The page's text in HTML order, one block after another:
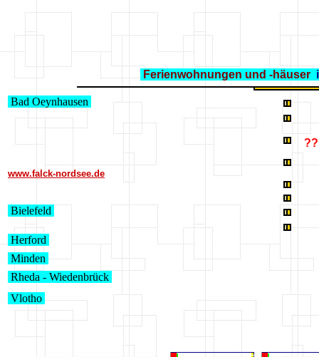
Ferienwohnungen und -häuser
Bad Oeynhausen
www.falck-nordsee.de
Bielefeld
Herford
Minden
Rheda - Wiedenbrück
Vlotho